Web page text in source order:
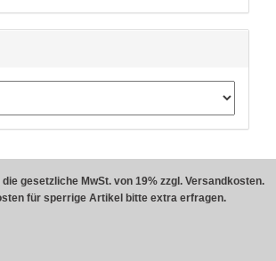
gesetzliche MwSt. von 19% zzgl. Versandkosten.
für sperrige Artikel bitte extra erfragen.